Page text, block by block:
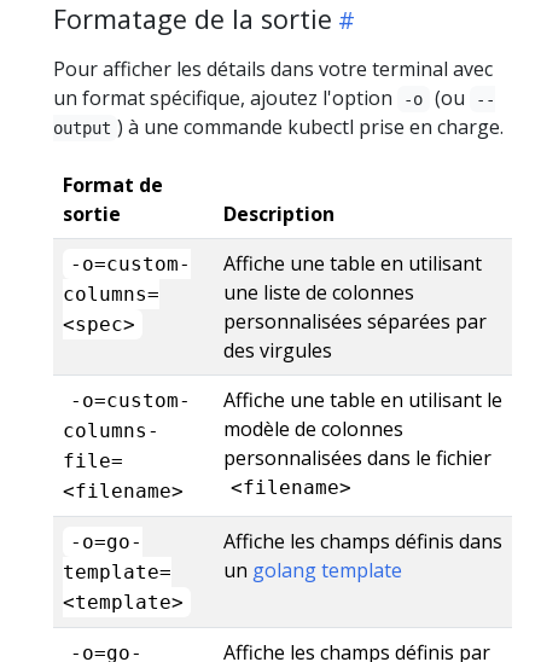
Formatage de la sortie
Pour afficher les détails dans votre terminal avec
un format spécifique, ajoutez l'option
-o (ou
--
output ) à une commande kubectl prise en charge.
Format de
sortie
Description
-o=custom-
columns=
<spec>
Affiche une table en utilisant
une liste de colonnes
personnalisées séparées par
des virgules
-o=custom-
columns-
file=
<filename>
Affiche une table en utilisant le
modèle de colonnes
personnalisées dans le fichier
<filename>
-o=go-
template=
<template>
Affiche les champs définis dans
un golang template
-o=go-
Affiche les champs définis par